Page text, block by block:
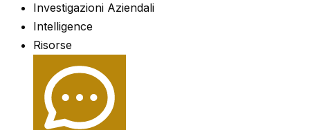
Investigazioni Aziendali
Intelligence
Risorse